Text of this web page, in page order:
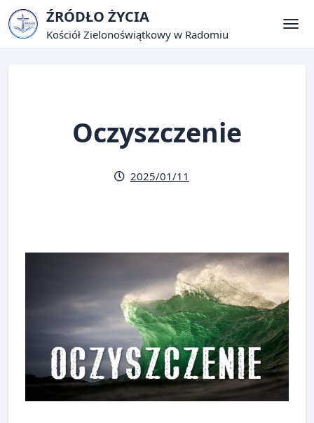
Skip
to
ŹRÓDŁO ŻYCIA
Kościół Zielonoświątkowy w Radomiu
Oczyszczenie
2025/01/11